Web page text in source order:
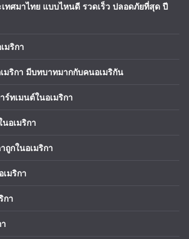
เทศมาไทย แบบไหนดี รวดเร็ว ปลอดภัยที่สุด ปี
มริกา
มริกา มีบทบาทมากกับคนอเมริกัน
ทเมนต์ในอเมริกา
อเมริกา
ถูกในอเมริกา
มริกา
กา